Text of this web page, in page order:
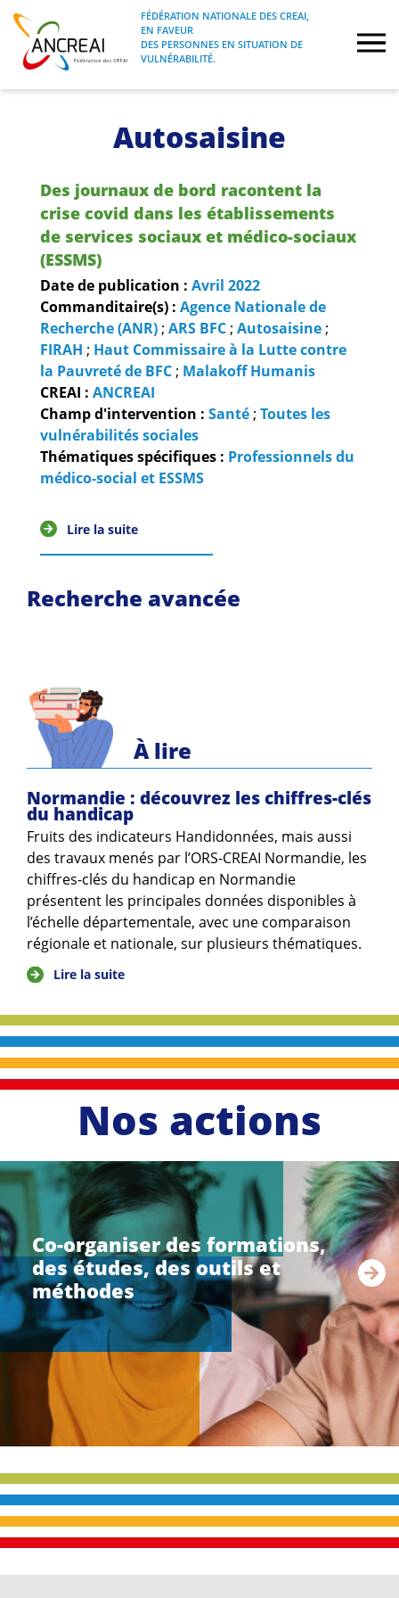
Skip
content
ANCREAI
FÉDÉRATION NATIONALE DES CREAI, EN
FAVEUR DES PERSONNES EN SITUATION
FÉDÉRATION NATIONALE DES CREAI,
EN FAVEUR
DES PERSONNES EN SITUATION DE
VULNÉRABILITÉ.
Journées nationales
Formations
Projets Fédéraux
Espace emploi
Guides et outils
Actualités
Autosaisine
Des journaux de bord racontent la
crise covid dans les établissements
de services sociaux et médico-sociaux
(ESSMS)
Date de publication : Avril 2022
Commanditaire(s) : Agence Nationale de
Recherche (ANR) ; ARS BFC ; Autosaisine ;
FIRAH ; Haut Commissaire à la Lutte contre
la Pauvreté de BFC ; Malakoff Humanis
CREAI : ANCREAI
Champ d'intervention : Santé ; Toutes les
vulnérabilités sociales
Thématiques spécifiques : Professionnels du
médico-social et ESSMS
Lire la suite
Recherche avancée
À lire
Normandie : découvrez les chiffres-clés
du handicap
Fruits des indicateurs Handidonnées, mais aussi
des travaux menés par l’ORS-CREAI Normandie, les
chiffres-clés du handicap en Normandie
présentent les principales données disponibles à
l’échelle départementale, avec une comparaison
régionale et nationale, sur plusieurs thématiques.
Lire la suite
Nos actions
Co-organiser des formations,
des études, des outils et
méthodes
li
r
e
a
u
i
t
e